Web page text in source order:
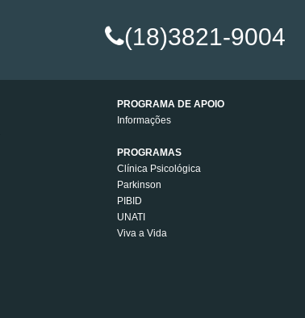
(18)3821-9004
PROGRAMA DE APOIO
Informações
PROGRAMAS
Clínica Psicológica
Parkinson
PIBID
UNATI
Viva a Vida